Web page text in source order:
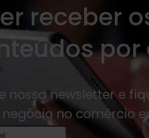
receber
nossa newsletter e
negócio no comércio